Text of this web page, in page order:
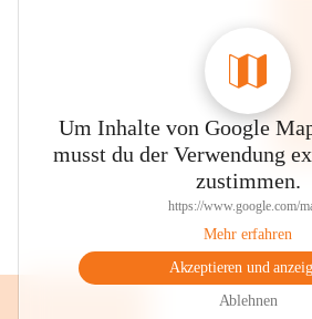
Um Inhalte von Google
musst du der Verwendung
zustimmen.
https://www.google.com/
Mehr erfahren
Akzeptieren und
Ablehnen